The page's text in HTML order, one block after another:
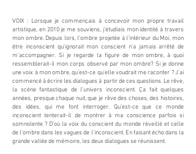
VOIX : Lorsque je commençais à concevoir mon propre travail
artistique, en 2010 je me souviens, j’étudiais mon identité à travers
mon ombre. Depuis lors, l’ombre projetée à l’intérieur du Moi, mon
être inconscient qu’ignorait mon conscient n’a jamais arrêté de
m’accompagner. Si je regarde la figure de mon ombre, à quoi
ressemblerait-il mon corps observé par mon ombre? Si je donne
une voix à mon ombre, qu’est-ce qu’elle voudrait me raconter ? J’ai
commencé à écrire les dialogues à partir de ces questions. Le rêve,
la scène fantastique de l’univers inconscient. Ça fait quelques
années, presque chaque nuit, que je rêve des choses, des histoires,
des idées, qui me font interroger. Qu’est-ce que ce monde
inconscient tenterait-il de montrer à ma conscience parfois si
somnolente ? D’où la voix du conscient du monde réveillé et celle
de l’ombre dans les vagues de l’inconscient. En faisant écho dans la
grande vallée de mémoire, les deux dialogues se réunissent.